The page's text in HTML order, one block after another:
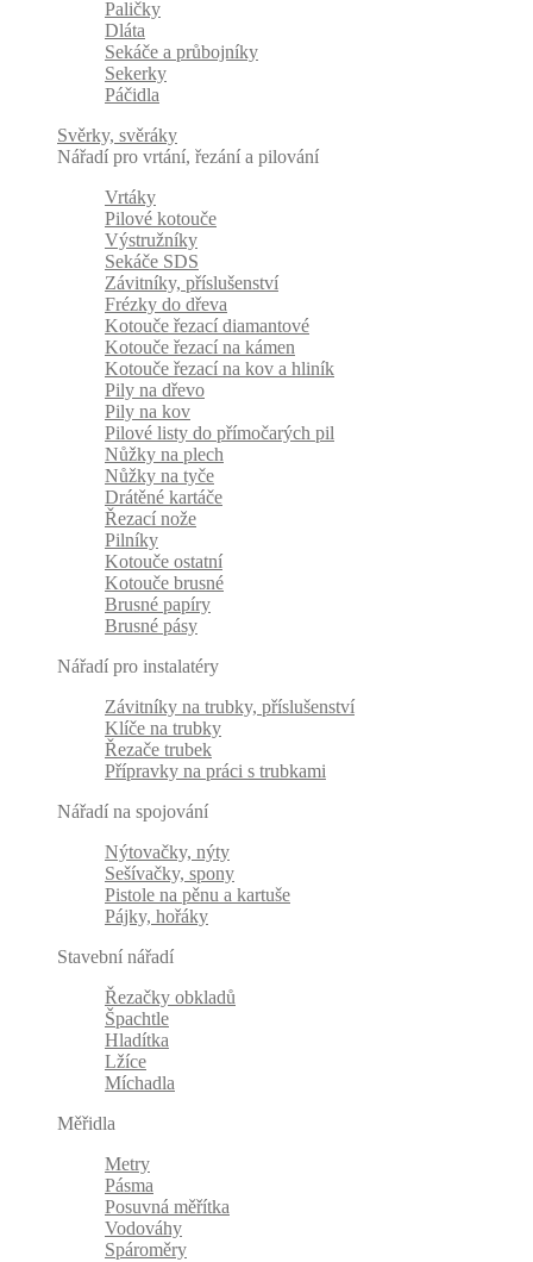
Paličky
Dláta
Sekáče a průbojníky
Sekerky
Páčidla
Svěrky, svěráky
Nářadí pro vrtání, řezání a pilování
Vrtáky
Pilové kotouče
Výstružníky
Sekáče SDS
Závitníky, příslušenství
Frézky do dřeva
Kotouče řezací diamantové
Kotouče řezací na kámen
Kotouče řezací na kov a hliník
Pily na dřevo
Pily na kov
Pilové listy do přímočarých pil
Nůžky na plech
Nůžky na tyče
Drátěné kartáče
Řezací nože
Pilníky
Kotouče ostatní
Kotouče brusné
Brusné papíry
Brusné pásy
Nářadí pro instalatéry
Závitníky na trubky, příslušenství
Klíče na trubky
Řezače trubek
Přípravky na práci s trubkami
Nářadí na spojování
Nýtovačky, nýty
Sešívačky, spony
Pistole na pěnu a kartuše
Pájky, hořáky
Stavební nářadí
Řezačky obkladů
Špachtle
Hladítka
Lžíce
Míchadla
Měřidla
Metry
Pásma
Posuvná měřítka
Vodováhy
Spároměry